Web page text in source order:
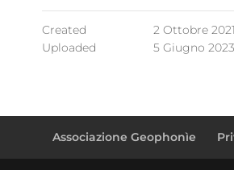
Created
2 Ottobre 2021
Uploaded
5 Giugno 2023
Associazione Geophonìe